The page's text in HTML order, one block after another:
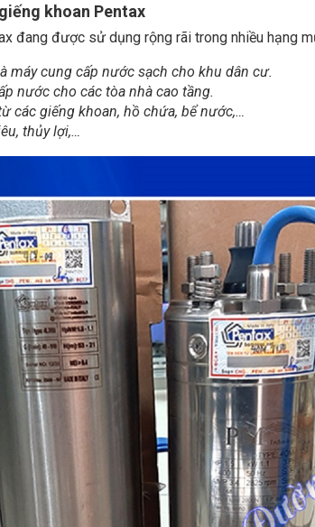
khoan Pentax
đang được sử dụng rộng rãi trong nhiều hạng
máy cung cấp nước sạch cho khu dân cư.
nước cho các tòa nhà cao tầng.
các giếng khoan, hồ chứa, bể nước,…
thủy lợi,…